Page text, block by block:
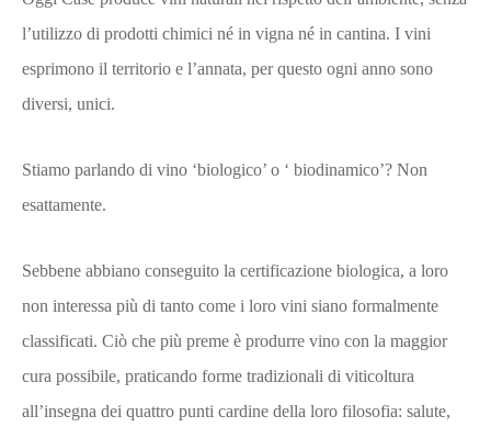
l’utilizzo di prodotti chimici né in vigna né in cantina. I vini
esprimono il territorio e l’annata, per questo ogni anno sono
diversi, unici.
Stiamo parlando di vino ‘biologico’ o ‘ biodinamico’? Non
esattamente.
Sebbene abbiano conseguito la certificazione biologica, a loro
non interessa più di tanto come i loro vini siano formalmente
classificati. Ciò che più preme è produrre vino con la maggior
cura possibile, praticando forme tradizionali di viticoltura
all’insegna dei quattro punti cardine della loro filosofia: salute,